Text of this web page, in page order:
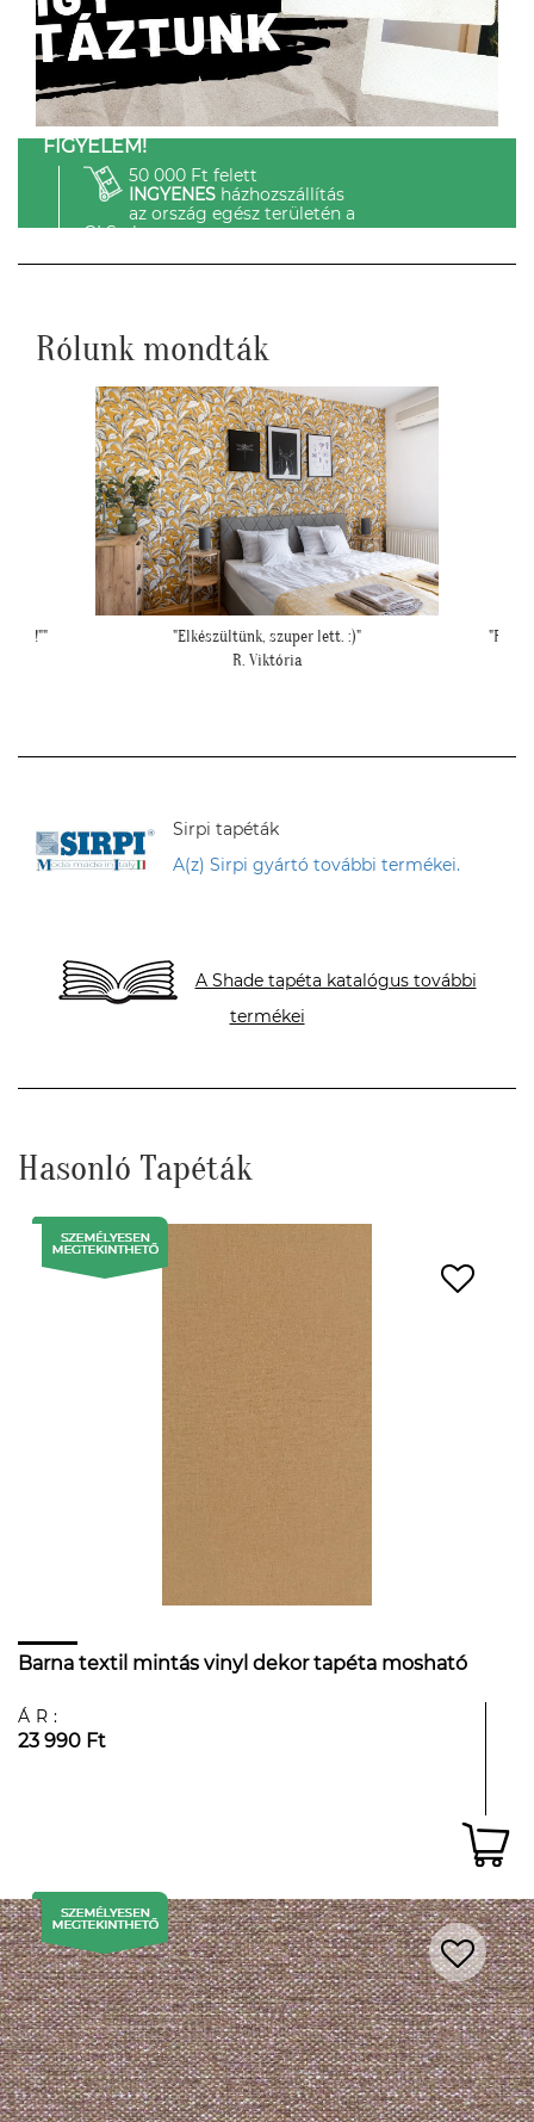
FIGYELEM!
50 000 Ft felett
INGYENESházhozszállítás
az ország egész területén a
GLS-el.
Rólunk mondták
"Elkészültünk, szuper lett. :)"
R. Viktória
Sirpi tapéták
A(z) Sirpi gyártó további termékei.
A Shade tapéta katalógus további
termékei
Hasonló Tapéták
Barna textil mintás vinyl dekor tapéta mosható
ÁR:
23 990 Ft